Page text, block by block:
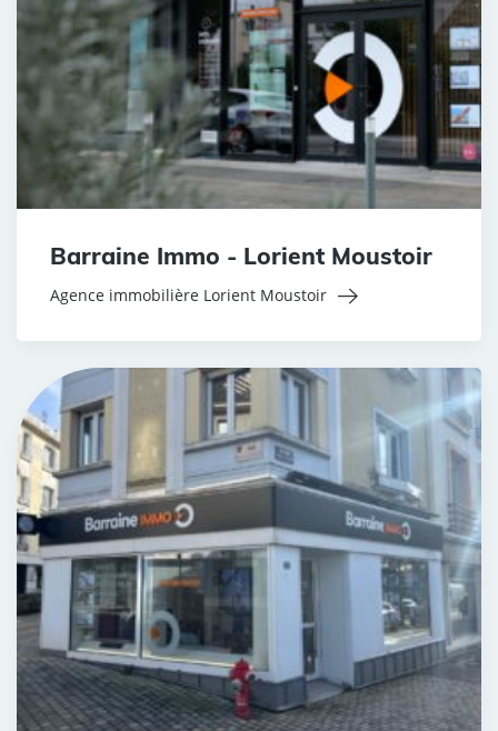
Barraine Immo - Lorient Moustoir
Agence immobilière Lorient Moustoir